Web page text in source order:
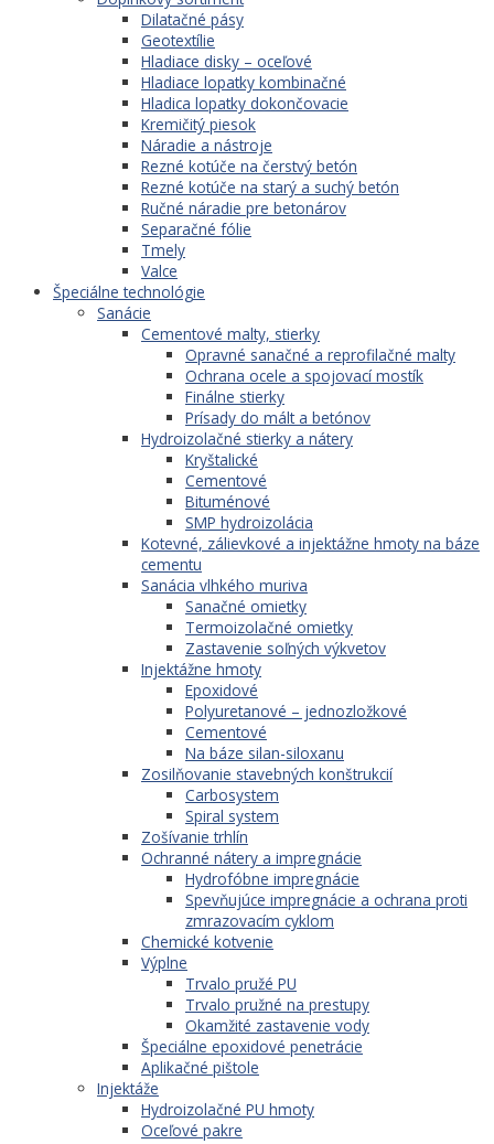
Dilatačné pásy
Geotextílie
Hladiace disky – oceľové
Hladiace lopatky kombinačné
Hladica lopatky dokončovacie
Kremičitý piesok
Náradie a nástroje
Rezné kotúče na čerstvý betón
Rezné kotúče na starý a suchý betón
Ručné náradie pre betonárov
Separačné fólie
Tmely
Valce
Špeciálne technológie
Sanácie
Cementové malty, stierky
Opravné sanačné a reprofilačné malty
Ochrana ocele a spojovací mostík
Finálne stierky
Prísady do mált a betónov
Hydroizolačné stierky a nátery
Kryštalické
Cementové
Bituménové
SMP hydroizolácia
Kotevné, zálievkové a injektážne hmoty na báze
cementu
Sanácia vlhkého muriva
Sanačné omietky
Termoizolačné omietky
Zastavenie soľných výkvetov
Injektážne hmoty
Epoxidové
Polyuretanové – jednozložkové
Cementové
Na báze silan-siloxanu
Zosilňovanie stavebných konštrukcií
Carbosystem
Spiral system
Zošívanie trhlín
Ochranné nátery a impregnácie
Hydrofóbne impregnácie
Spevňujúce impregnácie a ochrana proti
zmrazovacím cyklom
Chemické kotvenie
Výplne
Trvalo pružé PU
Trvalo pružné na prestupy
Okamžité zastavenie vody
Špeciálne epoxidové penetrácie
Aplikačné pištole
Injektáže
Hydroizolačné PU hmoty
Oceľové pakre